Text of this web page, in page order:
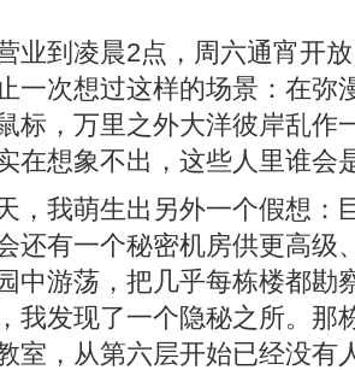
业到凌晨2点，周六通宵开
一次想过这样的场景：在弥
标，万里之外大洋彼岸乱作
在想象不出，这些人里谁会
，我萌生出另外一个假想：
还有一个秘密机房供更高级
中游荡，把几乎每栋楼都勘
我发现了一个隐秘之所。那
室，从第六层开始已经没有